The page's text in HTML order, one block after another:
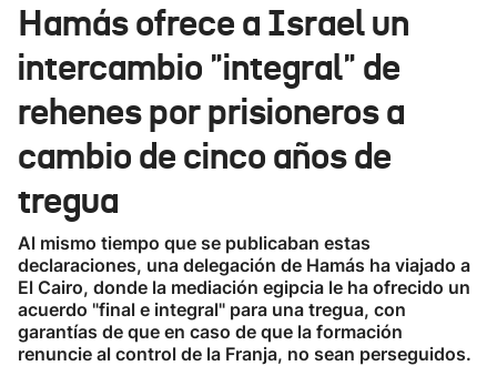
Ikusmiran
Eguraldia
Hamás ofrece a Israel un
intercambio "integral" de
rehenes por prisioneros a
cambio de cinco años de
tregua
Al mismo tiempo que se publicaban estas
declaraciones, una delegación de Hamás ha viajado a
El Cairo, donde la mediación egipcia le ha ofrecido un
acuerdo "final e integral" para una tregua, con
garantías de que en caso de que la formación
renuncie al control de la Franja, no sean perseguidos.